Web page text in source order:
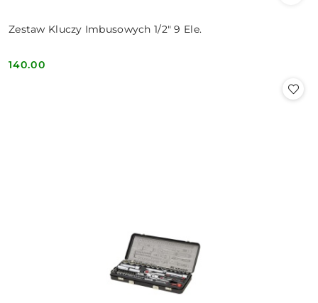
Zestaw Kluczy Imbusowych 1/2" 9 Ele.
Cena:
140.00